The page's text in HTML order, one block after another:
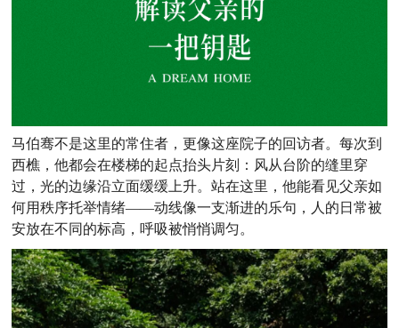
马伯骞不是这里的常住者，更像这座院子的回访者。每次到
西樵，他都会在楼梯的起点抬头片刻：风从台阶的缝里穿
过，光的边缘沿立面缓缓上升。站在这里，他能看见父亲如
何用秩序托举情绪——动线像一支渐进的乐句，人的日常被
安放在不同的标高，呼吸被悄悄调匀。